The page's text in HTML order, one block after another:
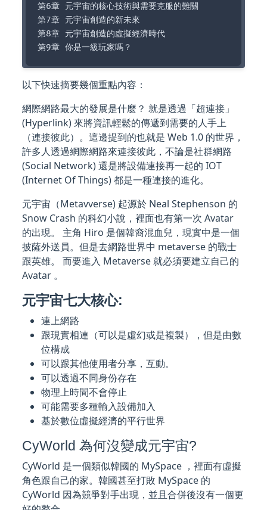
第6章 元宇宙的核心技術與需要克服的難關
第7章 元宇宙創造的新未來
第8章 元宇宙創造的虛擬經濟時代
以下快速摘要幾個重點內容：
網際網路最大的發展是什麼？ 就是透過「超連接」
(Hyperlink) 來將資訊輕鬆的傳遞到需要的人手上
（連接彼此）。這邊提到的也就是 Web 1.0 的世界，
許多人透過網際網路來連接彼此，不論是社群網路
(Social Network) 還是將設備連接再一起的 IOT
(Internet Of Things) 都是一種連接的進化。
元宇宙（Metavverse) 起源於 Neal Stephenson 的
Snow Crash 的科幻小說，裡面也有第一次 Avatar
的出現。 主角 Hiro 是個韓裔混血兒，現實中是一個
披薩外送員。但是去網路世界中 metaverse 的戰士
跟英雄。 而要進入 Metaverse 就必須要建立自己的
Avatar 。
元宇宙七大核心:
連上網路
跟現實相連（可以是虛幻或是複製），但是由數
位構成
可以跟其他使用者分享，互動。
可以透過不同身份存在
物理上時間不會停止
可能需要多種輸入設備加入
基於數位虛擬經濟的平行世界
CyWorld 為何沒變成元宇宙?
CyWorld 是一個類似韓國的 MySpace ，裡面有虛擬
角色跟自己的家。韓國甚至打敗 MySpace 的
CyWorld 因為競爭對手出現，並且合併後沒有一個更